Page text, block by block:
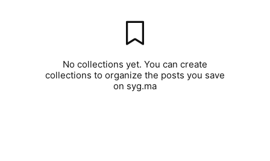
No collections yet. You can create
collections to organize the posts you save
on syg.ma